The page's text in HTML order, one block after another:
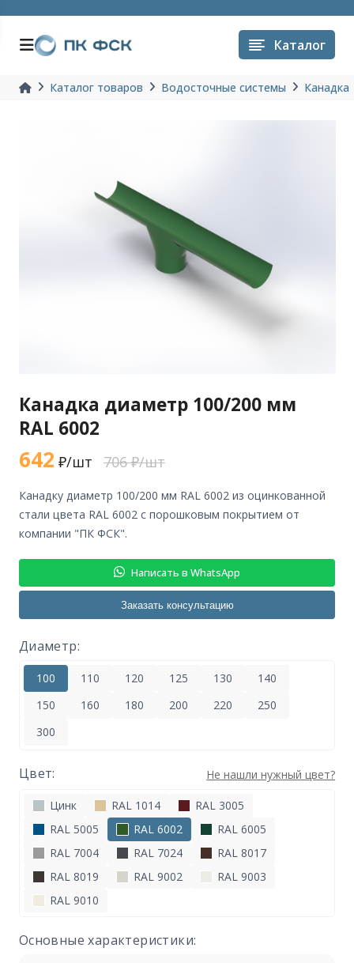
Каталог
Каталог товаров Водосточные системы Канадка
Канадка диаметр 100/200 мм
RAL 6002
642 ₽/шт 706 ₽/шт
канадку диаметр 100/200 мм RAL 6002 из оцинкованной
стали цвета RAL 6002 с порошковым покрытием от
компании "ПК ФСК".
Написать в WhatsApp
Заказать консультацию
Диаметр:
100 110 120 125 130
140
150
160 180 200 220
250
300
Цвет: Не нашли нужный цвет?
Цинк RAL 1014
RAL 3005
RAL 5005
RAL 6002
RAL 6005
RAL 7004
RAL 7024
RAL 8017
RAL 8019
RAL 9002
RAL 9003
RAL 9010
Основные характеристики: